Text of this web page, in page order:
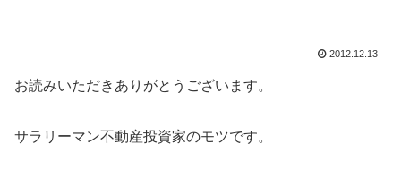
2012.12.13
お読みいただきありがとうございます。
サラリーマン不動産投資家のモツです。